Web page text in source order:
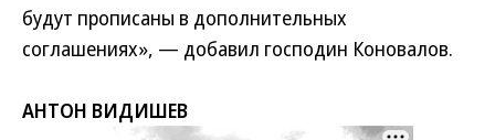
будут прописаны в дополнительных
соглашениях», — добавил господин Коновалов.
АНТОН ВИДИШЕВ